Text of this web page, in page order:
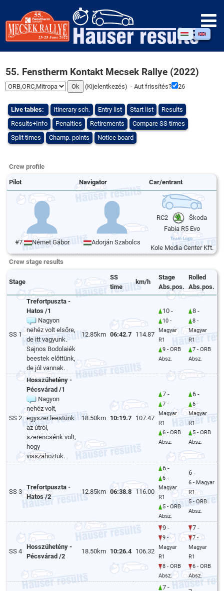
55. Fenstherm Kontakt Mecsek Rallye (2022)
(Kijelentkezés) - Aut frissítés? 25
Live tables: Itinerary sch. Entry list Start list
Results
Results+Info
Penalties Retirements
Compare SS times
Split times
Champ. points Notice board
Crew profile
Pilot Navigator Car/entrant
#7 Német Gábor Adorján Szabolcs
RC2
Škoda
Fabia R5 Evo
Kole Media Center Kft.
Crew stage results
Stage
SS
time
km/h
Stage
Abs.pos.
Rolled
Abs.pos.
SS 1
Trefortpuszta -
Hatos /1
Nagyon
nehéz volt elsőre,
de itt vagyunk.
Sajnos Bodolaiék
beestek előttünk,
de jól vannak.
12.85km 06:42.7 114.87
10 -
10 -
Magyar
R1
9 - ORB
Absz.
8 -
8 -
Magyar
R1
7 - ORB
Absz.
SS 2
Hosszúhetény -
Pécsvárad /1
Nagyon
nehéz volt,
egyszer leestünk
az útról,
szerencsénk volt,
hogy
visszahoztuk.
18.50km 10:19.7 107.47
7 -
7 -
Magyar
R1
6 - ORB
Absz.
6 -
6 -
Magyar
R1
5 - ORB
Absz.
SS 3
Trefortpuszta -
Hatos /2
12.85km 06:38.8 116.00
6 -
6 -
Magyar
R1
5 - ORB
Absz.
6 -
6 - Magyar
R1
5 - ORB
Absz.
SS 4
Hosszúhetény -
Pécsvárad /2
18.50km 10:26.4 106.32
9 -
9 -
Magyar
R1
8 - ORB
Absz.
7 -
7 -
Magyar
R1
6 - ORB
Absz.
7 -